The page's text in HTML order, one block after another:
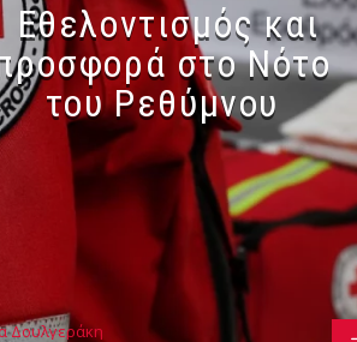
Εθελοντισμός και
στο Νότο
του Ρεθύμνου
Δουλγεράκη